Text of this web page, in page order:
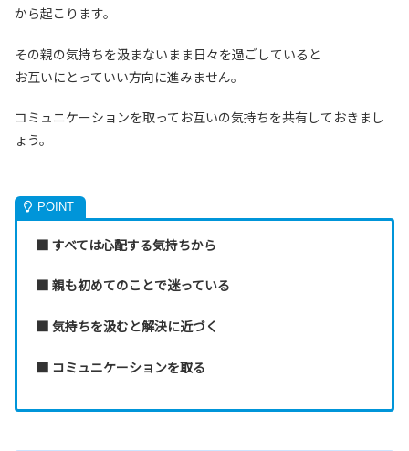
から起こります。
その親の気持ちを汲まないまま日々を過ごしていると
お互いにとっていい方向に進みません。
コミュニケーションを取ってお互いの気持ちを共有しておきまし
ょう。
■ すべては心配する気持ちから
■ 親も初めてのことで迷っている
■ 気持ちを汲むと解決に近づく
■ コミュニケーションを取る